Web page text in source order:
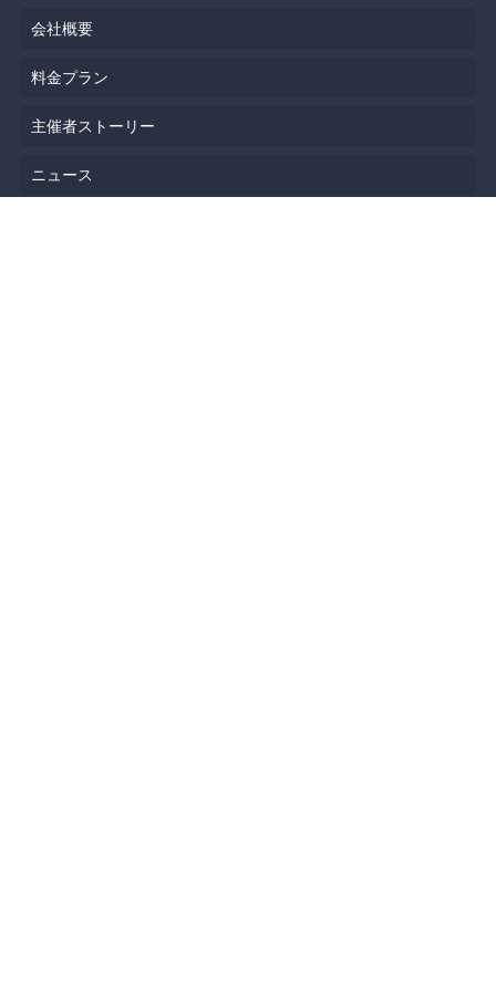
会社概要
料金プラン
主催者ストーリー
ニュース